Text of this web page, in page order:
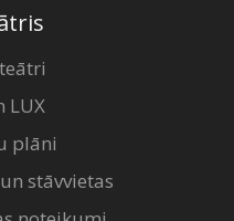
LUX
plāni
stāvvietas